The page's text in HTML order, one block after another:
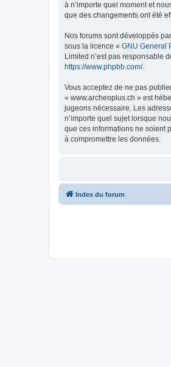
à n’importe quel moment et
que des changements ont été
Nos forums sont développés
sous la licence « GNU General
Limited n’est pas responsable
https://www.phpbb.com/.
Vous acceptez de ne pas
« www.archeoplus.ch » est
jugeons nécessaire. Les
n’importe quel sujet lorsque
que ces informations ne soient
à compromettre les données.
Index du forum